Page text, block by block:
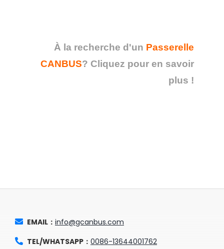
À la recherche d'un Passerelle
CANBUS? Cliquez pour en savoir
plus !
EMAIL： info@gcanbus.com
TEL/WHATSAPP： 0086-13644001762